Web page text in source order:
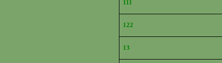
111
122
13